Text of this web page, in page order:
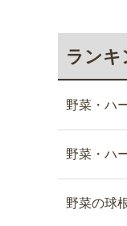
ランキ
野菜・ハ
野菜・ハ
野菜の球